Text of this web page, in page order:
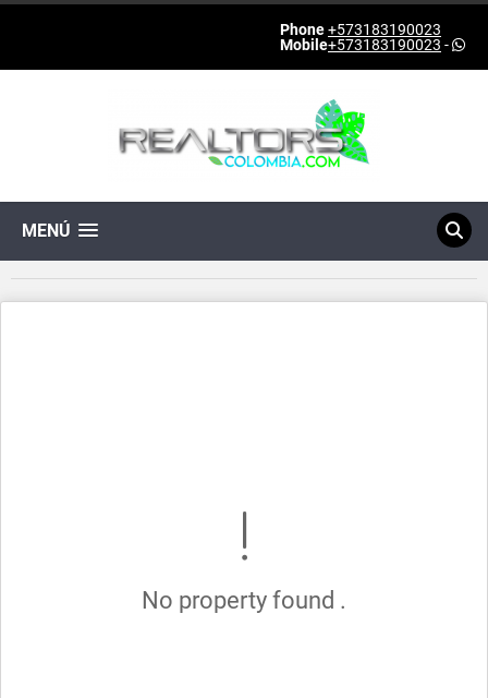
Phone+573183190023
Mobile+573183190023 -
MENÚ
No property found .